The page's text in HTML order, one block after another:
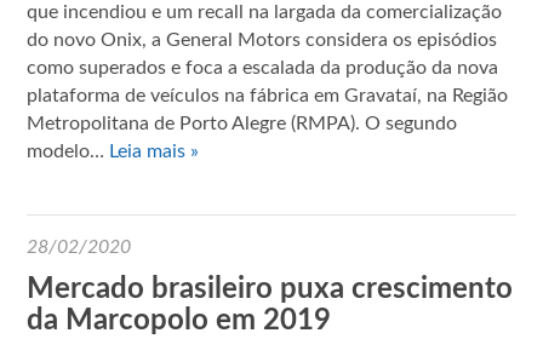
que incendiou e um recall na largada da comercialização
do novo Onix, a General Motors considera os episódios
como superados e foca a escalada da produção da nova
plataforma de veículos na fábrica em Gravataí, na Região
Metropolitana de Porto Alegre (RMPA). O segundo
modelo… Leia mais »
28/02/2020
Mercado brasileiro puxa crescimento
da Marcopolo em 2019